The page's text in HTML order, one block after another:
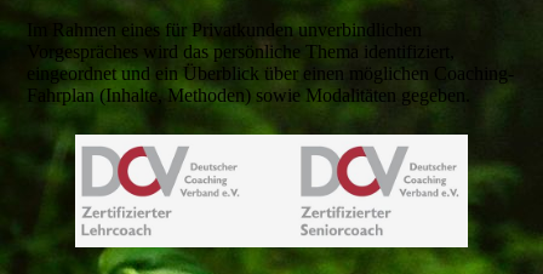
Im Rahmen eines für Privatkunden unverbindlichen
Vorgespräches wird das persönliche Thema identifiziert,
eingeordnet und ein Überblick über einen möglichen Coaching-
Fahrplan (Inhalte, Methoden) sowie Modalitäten gegeben.